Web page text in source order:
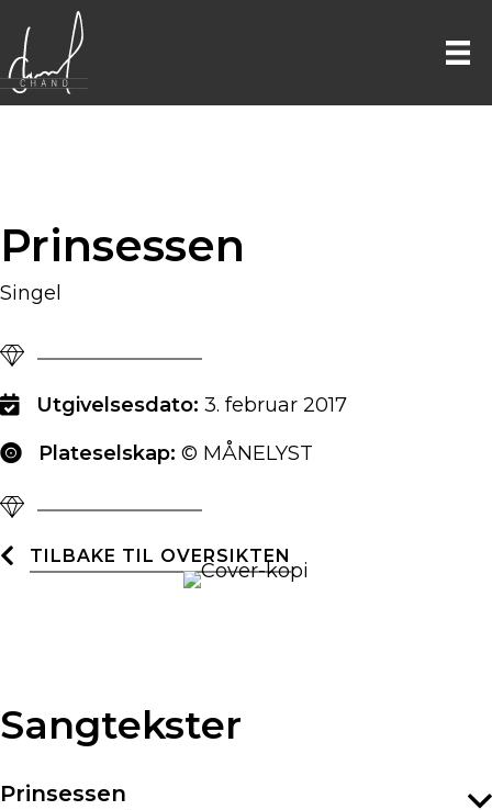
Prinsessen
Singel
Utgivelsesdato: 3. februar 2017
Plateselskap: © MÅNELYST
TILBAKE TIL OVERSIKTEN
Sangtekster
Prinsessen